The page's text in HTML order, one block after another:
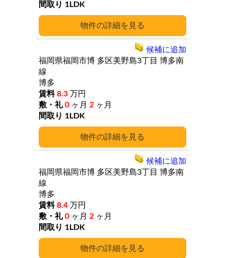
詳細
1LDK
詳細
福岡県福岡市博 多区美野島3丁目 博多南
線
博多
8.3 万円
0 ヶ月 2 ヶ月
1LDK
候補に追加
詳細
福岡県福岡市博 多区美野島3丁目 博多南
線
博多
8.4 万円
0 ヶ月 2 ヶ月
1LDK
候補に追加